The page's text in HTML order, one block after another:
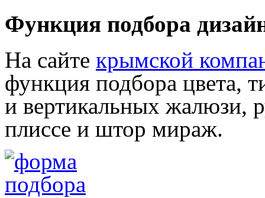
Функция подбора
На сайте крымской
функция подбора цвета,
и вертикальных жалюзи,
плиссе и штор мираж.